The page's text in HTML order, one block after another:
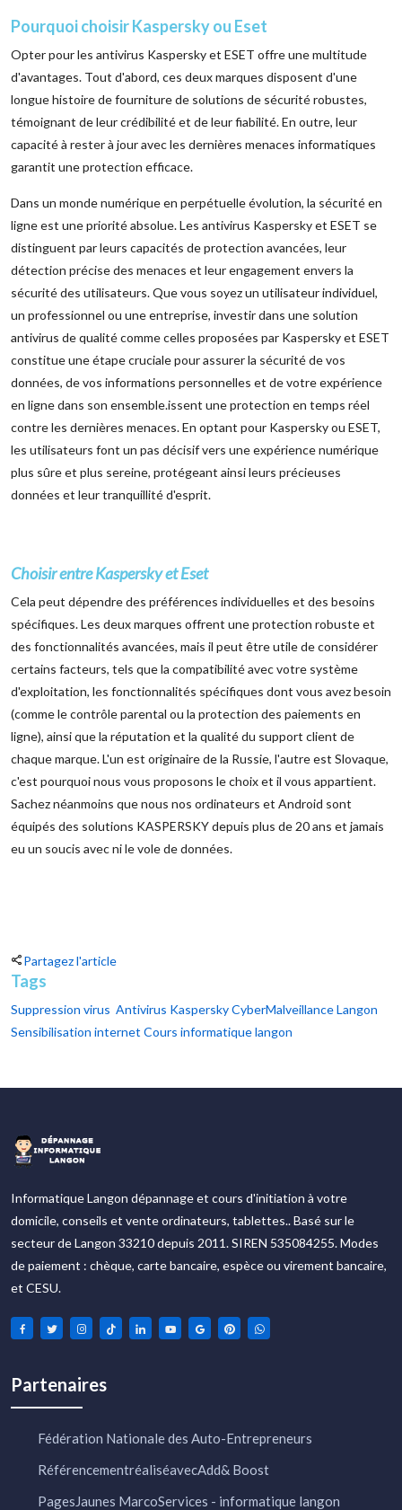
Pourquoi choisir Kaspersky ou Eset
Opter pour les antivirus Kaspersky et ESET offre une multitude
d'avantages. Tout d'abord, ces deux marques disposent d'une
longue histoire de fourniture de solutions de sécurité robustes,
témoignant de leur crédibilité et de leur fiabilité. En outre, leur
capacité à rester à jour avec les dernières menaces informatiques
garantit une protection efficace.
Dans un monde numérique en perpétuelle évolution, la sécurité en
ligne est une priorité absolue. Les antivirus Kaspersky et ESET se
distinguent par leurs capacités de protection avancées, leur
détection précise des menaces et leur engagement envers la
sécurité des utilisateurs. Que vous soyez un utilisateur individuel,
un professionnel ou une entreprise, investir dans une solution
antivirus de qualité comme celles proposées par Kaspersky et ESET
constitue une étape cruciale pour assurer la sécurité de vos
données, de vos informations personnelles et de votre expérience
en ligne dans son ensemble.issent une protection en temps réel
contre les dernières menaces. En optant pour Kaspersky ou ESET,
les utilisateurs font un pas décisif vers une expérience numérique
plus sûre et plus sereine, protégeant ainsi leurs précieuses
données et leur tranquillité d'esprit.
Choisir entre Kaspersky et Eset
Cela peut dépendre des préférences individuelles et des besoins
spécifiques. Les deux marques offrent une protection robuste et
des fonctionnalités avancées, mais il peut être utile de considérer
certains facteurs, tels que la compatibilité avec votre système
d'exploitation, les fonctionnalités spécifiques dont vous avez besoin
(comme le contrôle parental ou la protection des paiements en
ligne), ainsi que la réputation et la qualité du support client de
chaque marque. L'un est originaire de la Russie, l'autre est Slovaque,
c'est pourquoi nous vous proposons le choix et il vous appartient.
Sachez néanmoins que nous nos ordinateurs et Android sont
équipés des solutions KASPERSKY depuis plus de 20 ans et jamais
eu un soucis avec ni le vole de données.
Partagez l'article
Tags
Suppression virus Antivirus KasperskyCyberMalveillance Langon
Sensibilisation internet Cours informatique langon
Informatique Langon dépannage et cours d'initiation à votre
domicile, conseils et vente ordinateurs, tablettes.. Basé sur le
secteur de Langon 33210 depuis 2011. SIREN 535084255. Modes
de paiement : chèque, carte bancaire, espèce ou virement bancaire,
et CESU.
Partenaires
Fédération Nationale des Auto-Entrepreneurs
RéférencementréaliséavecAdd& Boost
PagesJaunes MarcoServices - informatique langon